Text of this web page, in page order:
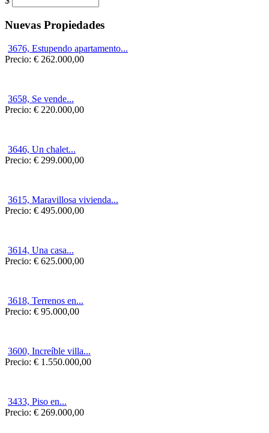
Nuevas Propiedades
3676, Estupendo apartamento...
Precio: € 262.000,00
3658, Se vende...
Precio: € 220.000,00
3646, Un chalet...
Precio: € 299.000,00
3615, Maravillosa vivienda...
Precio: € 495.000,00
3614, Una casa...
Precio: € 625.000,00
3618, Terrenos en...
Precio: € 95.000,00
3600, Increíble villa...
Precio: € 1.550.000,00
3433, Piso en...
Precio: € 269.000,00